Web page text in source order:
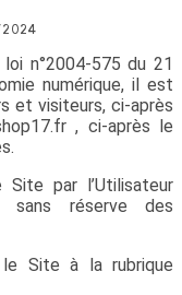
n°2004-575 du 21
numérique, il est
et visiteurs, ci-après
, ci-après le
par l’Utilisateur
sans réserve des
Site à la rubrique